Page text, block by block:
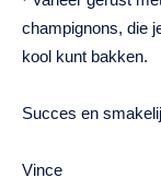
champignons, die
kool kunt bakken.
Succes en
Vince